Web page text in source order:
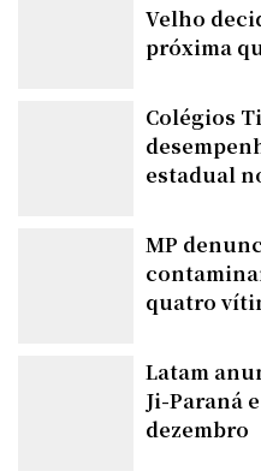
Velho
Colégios
MP
Latam
Ji-Paraná